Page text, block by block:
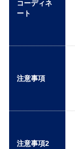
コーディネ
ート
注意事項
注意事項2